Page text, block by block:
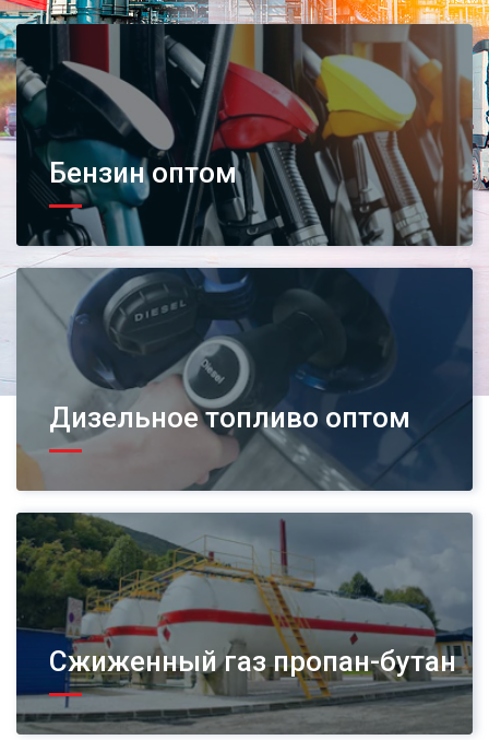
Бензин оптом
Дизельное топливо оптом
Сжиженный газ пропан-бутан